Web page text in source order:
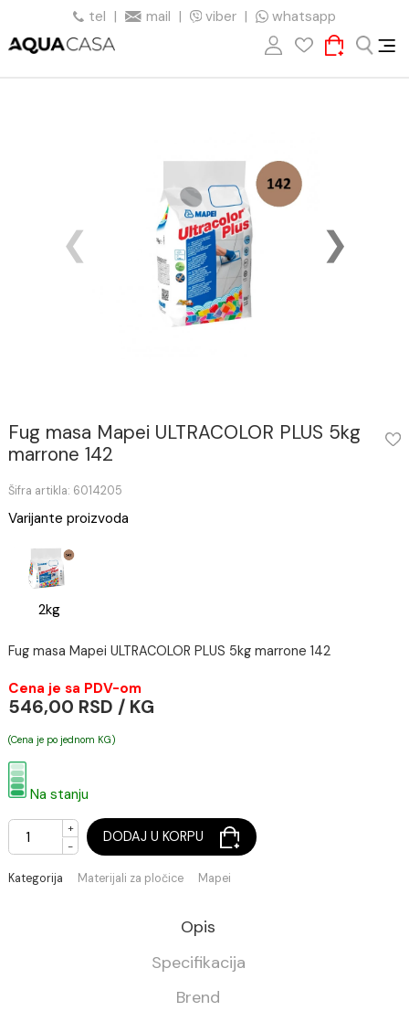
tel | mail | viber | whatsapp
Fug masa Mapei ULTRACOLOR PLUS 5kg
marrone 142
Šifra artikla: 6014205
Varijante proizvoda
Cena je sa PDV-om
546,00 RSD / KG
(Cena je po jednom KG)
Na stanju
DODAJ U KORPU
Materijali za pločice Mapei